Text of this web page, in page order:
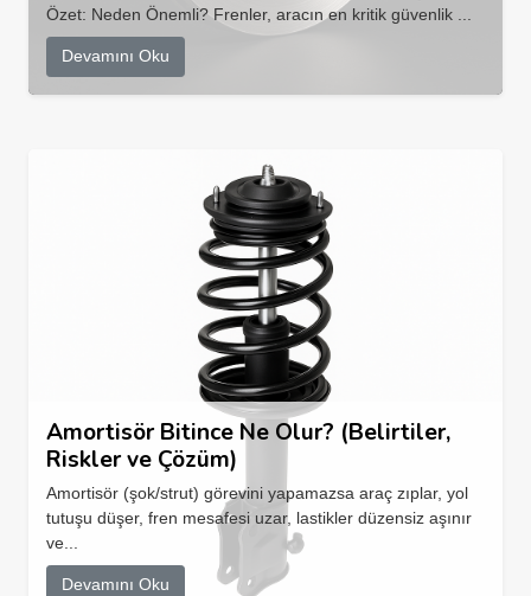
Özet: Neden Önemli? Frenler, aracın en kritik güvenlik ...
Devamını Oku
Amortisör Bitince Ne Olur? (Belirtiler,
Riskler ve Çözüm)
Amortisör (şok/strut) görevini yapamazsa araç zıplar, yol
tutuşu düşer, fren mesafesi uzar, lastikler düzensiz aşınır
ve...
Devamını Oku